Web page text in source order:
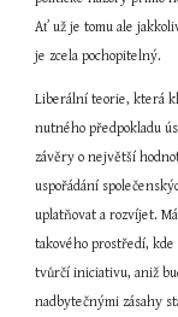
Ať už je tomu ale
je zcela pochopitelný.
Liberální teorie, která
nutného předpokladu
závěry o největší
uspořádání
uplatňovat a rozvíjet.
takového prostředí, kde
tvůrčí iniciativu, aniž
nadbytečnými zásahy